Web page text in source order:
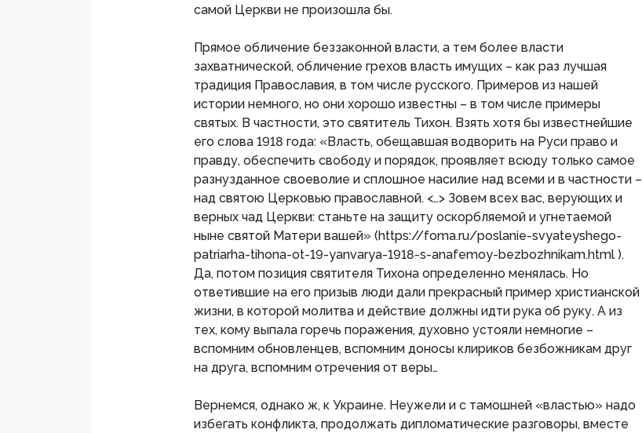
самой Церкви не произошла бы.
Прямое обличение беззаконной власти, а тем более власти
захватнической, обличение грехов власть имущих – как раз лучшая
традиция Православия, в том числе русского. Примеров из нашей
истории немного, но они хорошо известны – в том числе примеры
святых. В частности, это святитель Тихон. Взять хотя бы известнейшие
его слова 1918 года: «Власть, обещавшая водворить на Руси право и
правду, обеспечить свободу и порядок, проявляет всюду только самое
разнузданное своеволие и сплошное насилие над всеми и в частности –
над святою Церковью православной. <…> Зовем всех вас, верующих и
верных чад Церкви: станьте на защиту оскорбляемой и угнетаемой
ныне святой Матери вашей» (https://foma.ru/poslanie-svyateyshego-
patriarha-tihona-ot-19-yanvarya-1918-s-anafemoy-bezbozhnikam.html ).
Да, потом позиция святителя Тихона определенно менялась. Но
ответившие на его призыв люди дали прекрасный пример христианской
жизни, в которой молитва и действие должны идти рука об руку. А из
тех, кому выпала горечь поражения, духовно устояли немногие –
вспомним обновленцев, вспомним доносы клириков безбожникам друг
на друга, вспомним отречения от веры…
Вернемся, однако ж, к Украине. Неужели и с тамошней «властью» надо
избегать конфликта, продолжать дипломатические разговоры, вместе